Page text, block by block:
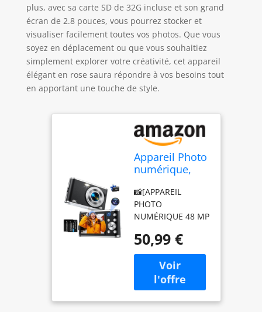
plus, avec sa carte SD de 32G incluse et son grand
écran de 2.8 pouces, vous pourrez stocker et
visualiser facilement toutes vos photos. Que vous
soyez en déplacement ou que vous souhaitiez
simplement explorer votre créativité, cet appareil
élégant en rose saura répondre à vos besoins tout
en apportant une touche de style.
Appareil Photo
numérique,
Appareil Photo
Compact avec
Carte mémoire
32 Go, Double
Objectif HD 48
MP, Zoom
numérique
16x, Grand
écran 2,8
Pouces
📸[APPAREIL
PHOTO
NUMÉRIQUE 48 MP
L'appareil photo
numérique prend
en charge des
photos 48 MP et
l'enregistrement
vidéo 4K HD de
50,99 €